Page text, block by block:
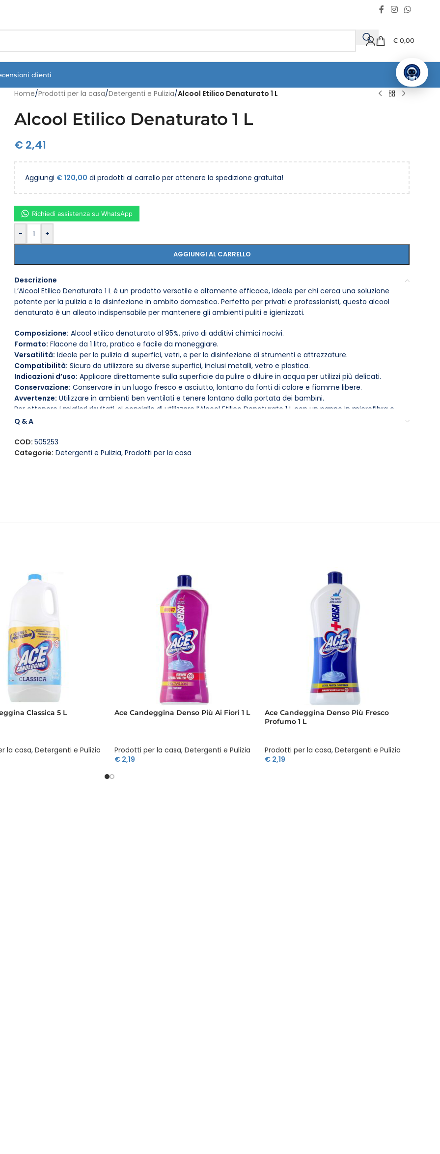
€ 0,00
clienti
Home/Prodotti per la casa/Detergenti e Pulizia/Alcool Etilico Denaturato 1 L
Alcool Etilico Denaturato 1 L
€ 2,41
Aggiungi €120,00 di prodotti al carrello per ottenere la spedizione gratuita!
- +
AGGIUNGI AL CARRELLO
Richiedi assistenza su WhatsApp
Descrizione
L’Alcool Etilico Denaturato 1 L è un prodotto versatile e altamente efficace, ideale per chi cerca una soluzione
potente per la pulizia e la disinfezione in ambito domestico. Perfetto per privati e professionisti, questo alcool
denaturato è un alleato indispensabile per mantenere gli ambienti puliti e igienizzati.
Composizione: Alcool etilico denaturato al 95%, privo di additivi chimici nocivi.
Formato: Flacone da 1 litro, pratico e facile da maneggiare.
Versatilità: Ideale per la pulizia di superfici, vetri, e per la disinfezione di strumenti e attrezzature.
Compatibilità: Sicuro da utilizzare su diverse superfici, inclusi metalli, vetro e plastica.
Indicazioni d’uso: Applicare direttamente sulla superficie da pulire o diluire in acqua per utilizzi più delicati.
Conservazione: Conservare in un luogo fresco e asciutto, lontano da fonti di calore e fiamme libere.
Avvertenze: Utilizzare in ambienti ben ventilati e tenere lontano dalla portata dei bambini.
Per ottenere i migliori risultati, si consiglia di utilizzare l’Alcool Etilico Denaturato 1 L con un panno in microfibra o
una spugna, assicurandosi di seguire sempre le indicazioni di sicurezza. Questo prodotto non solo pulisce, ma
Q & A
COD:505253
Categorie: Detergenti e Pulizia, Prodotti per la casa
Classica 5 L
la casa, Detergenti e Pulizia
Ace Candeggina Denso Più Ai Fiori 1 L
Prodotti per la casa, Detergenti e Pulizia
€ 2,19
Ace Candeggina Denso Più Fresco
Profumo 1 L
Prodotti per la casa, Detergenti e Pulizia
€2,19